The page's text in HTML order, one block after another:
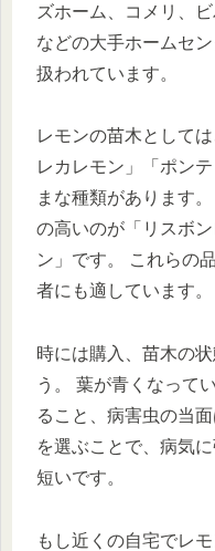
ズホーム、コメリ、
などの大手ホームセ
扱われています。
レモンの苗木として
レカレモン」「ポン
まな種類があります
の高いのが「リスボ
ン」です。 これらの
者にも適しています。
時には購入、苗木の
う。 葉が青くなって
ること、病害虫の当
を選ぶことで、病気
短いです。
もし近くの自宅でレ